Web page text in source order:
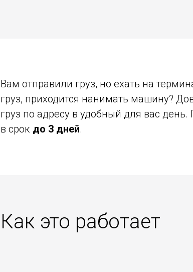
Вам отправили груз, но ехать на
груз, приходится нанимать машину?
груз по адресу в удобный для вас
в срок до 3 дней.
Как это работает